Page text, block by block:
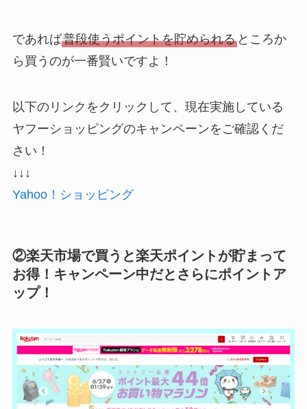
であれば普段使うポイントを貯められるところか
ら買うのが一番賢いですよ！
以下のリンクをクリックして、現在実施している
ヤフーショッピングのキャンペーンをご確認くだ
さい！
↓↓↓
Yahoo！ショッピング
②楽天市場で買うと楽天ポイントが貯まって
お得！キャンペーン中だとさらにポイントア
ップ！